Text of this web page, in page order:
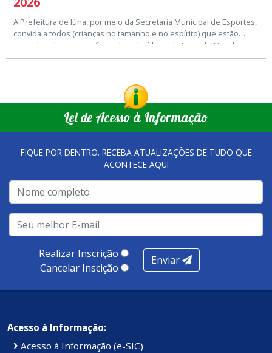
A Prefeitura de Iúna, por meio da Secretaria Municipal de Esportes,
convida a todos (crianças no tamanho e no espírito) que estão
curtindo colecionar as figurinhas do álbum da Copa do Mundo
2026, para participarem da troca de figurinhas que vai acontecer no
comunicacao@iuna.es.gov.br
Lei de Acesso à Informação
FIQUE POR DENTRO. RECEBA ATUALIZAÇÕES DE TUDO QUE
ACONTECE AQUI
Realizar Inscrição
Cancelar Inscição
Enviar
Acesso à Informação:
Acesso à Informação (e-SIC)